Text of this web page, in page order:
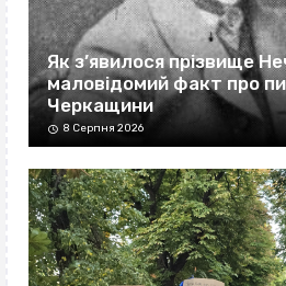
Як з’явилося прізвище
маловідомий факт про
Черкащини
8 Серпня 2026